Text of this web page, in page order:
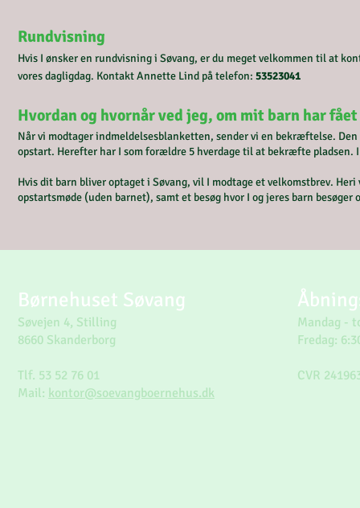
Rundvisning
Hvis I ønsker en rundvisning i Søvang, er du meget velkommen til at
vores dagligdag. Kontakt Annette Lind på telefon: 53523041
Hvordan og hvornår ved jeg, om mit barn har
Når vi modtager indmeldelsesblanketten, sender vi en bekræftelse.
opstart. Herefter har I som forældre 5 hverdage til at bekræfte pladsen.
Hvis dit barn bliver optaget i Søvang, vil I modtage et velkomstbrev.
opstartsmøde (uden barnet), samt et besøg hvor I og jeres barn besøger
Børnehuset Søvang
Søvejen 4, Stilling
8660 Skanderborg
Tlf. 53 52 76 01
Mail: kontor@soevangboernehus.dk
Mandag -
Fredag:
CVR